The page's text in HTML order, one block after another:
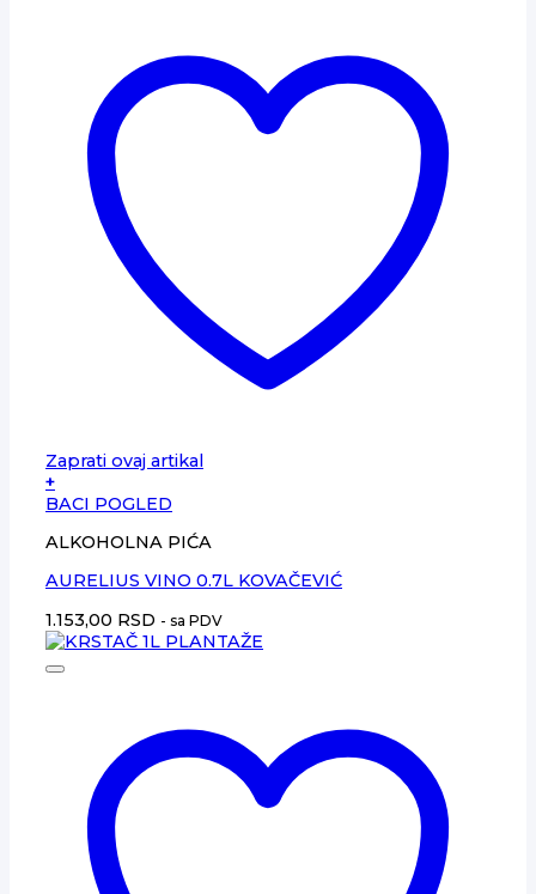
Zaprati ovaj artikal
+
BACI POGLED
ALKOHOLNA PIĆA
AURELIUS VINO 0.7L KOVAČEVIĆ
1.153,00 RSD - sa PDV